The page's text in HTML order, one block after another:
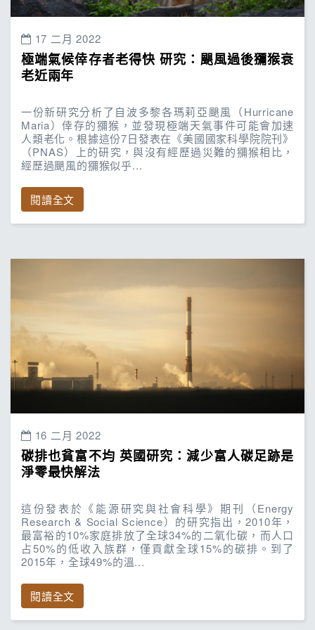
17 二月 2022
極端氣候倖存者老得快 研究：颶風過後獼猴衰
老近兩年
一份新研究分析了自波多黎各瑪莉亞颶風（Hurricane
Maria）倖存的獼猴，並發現極端天氣事件可能會加速
人類老化。根據這份7日發表在《美國國家科學院院刊》
（PNAS）上的研究，與沒有經歷過災難的獼猴相比，
經歷過颶風的獼猴似乎...
閱讀全文
16 二月 2022
碳排也貧富不均 英國研究：減少富人碳足跡是
淨零最快解法
這份發表於《能源研究與社會科學》期刊（Energy
Research & Social Science）的研究指出，2010年，
最富裕的10%家庭排放了全球34%的二氧化碳，而人口
占50%的低收入族群，僅貢獻全球15%的碳排。到了
2015年，全球49%的溫...
閱讀全文